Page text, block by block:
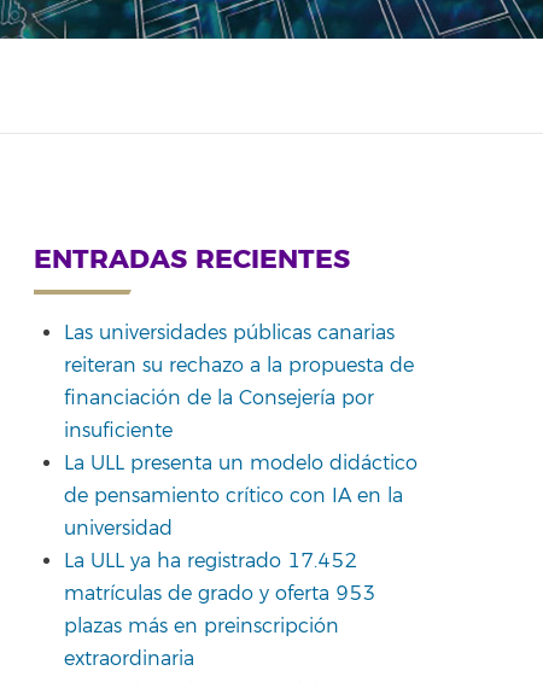
ENTRADAS RECIENTES
Las universidades públicas canarias
reiteran su rechazo a la propuesta de
financiación de la Consejería por
insuficiente
La ULL presenta un modelo didáctico
de pensamiento crítico con IA en la
universidad
La ULL ya ha registrado 17.452
matrículas de grado y oferta 953
plazas más en preinscripción
extraordinaria